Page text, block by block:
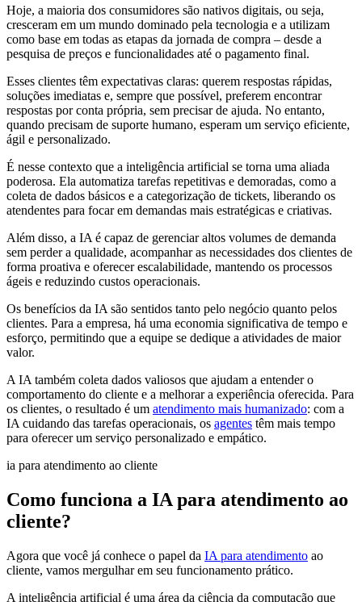
Hoje, a maioria dos consumidores são nativos digitais, ou seja,
cresceram em um mundo dominado pela tecnologia e a utilizam
como base em todas as etapas da jornada de compra – desde a
pesquisa de preços e funcionalidades até o pagamento final.
Esses clientes têm expectativas claras: querem respostas rápidas,
soluções imediatas e, sempre que possível, preferem encontrar
respostas por conta própria, sem precisar de ajuda. No entanto,
quando precisam de suporte humano, esperam um serviço eficiente,
ágil e personalizado.
É nesse contexto que a inteligência artificial se torna uma aliada
poderosa. Ela automatiza tarefas repetitivas e demoradas, como a
coleta de dados básicos e a categorização de tickets, liberando os
atendentes para focar em demandas mais estratégicas e criativas.
Além disso, a IA é capaz de gerenciar altos volumes de demanda
sem perder a qualidade, acompanhar as necessidades dos clientes de
forma proativa e oferecer escalabilidade, mantendo os processos
ágeis e reduzindo custos operacionais.
Os benefícios da IA são sentidos tanto pelo negócio quanto pelos
clientes. Para a empresa, há uma economia significativa de tempo e
esforço, permitindo que a equipe se dedique a atividades de maior
valor.
A IA também coleta dados valiosos que ajudam a entender o
comportamento do cliente e a melhorar a experiência oferecida. Para
os clientes, o resultado é um atendimento mais humanizado: com a
IA cuidando das tarefas operacionais, os agentes têm mais tempo
para oferecer um serviço personalizado e empático.
ia para atendimento ao cliente
Como funciona a IA para atendimento ao
cliente?
Agora que você já conhece o papel da IA para atendimento ao
cliente, vamos mergulhar em seu funcionamento prático.
A inteligência artificial é uma área da ciência da computação que